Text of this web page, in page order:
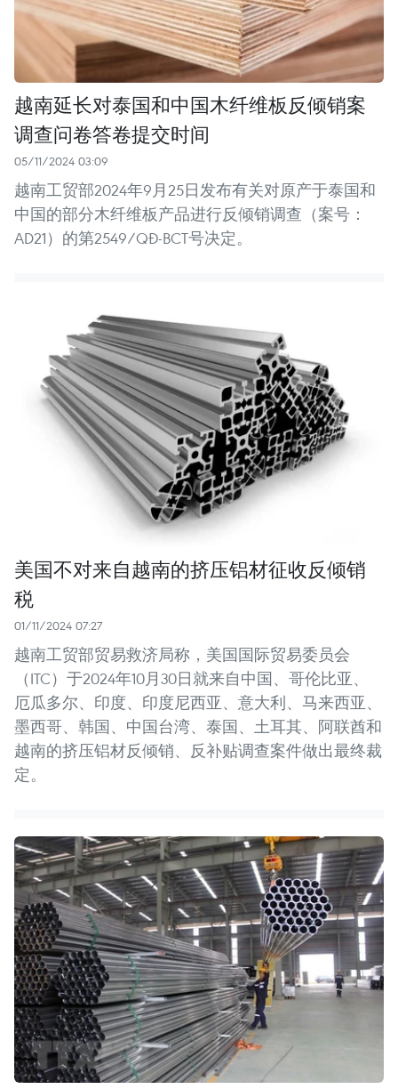
越南延长对泰国和中国木纤维板反倾销案
调查问卷答卷提交时间
05/11/2024 03:09
越南工贸部2024年9月25日发布有关对原产于泰国和
中国的部分木纤维板产品进行反倾销调查（案号：
AD21）的第2549/QĐ-BCT号决定。
美国不对来自越南的挤压铝材征收反倾销
税
01/11/2024 07:27
越南工贸部贸易救济局称，美国国际贸易委员会
（ITC）于2024年10月30日就来自中国、哥伦比亚、
厄瓜多尔、印度、印度尼西亚、意大利、马来西亚、
墨西哥、韩国、中国台湾、泰国、土耳其、阿联酋和
越南的挤压铝材反倾销、反补贴调查案件做出最终裁
定。 ​